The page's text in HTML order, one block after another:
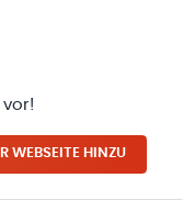
WEBSEITE HINZU